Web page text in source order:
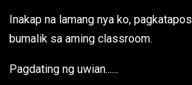
Inakap na lamang nya ko,
bumalik sa aming classroom.
Pagdating ng uwian......